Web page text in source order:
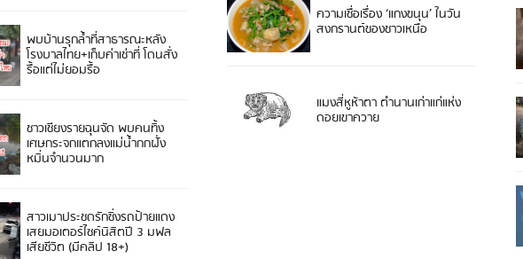
พบบ้านรุกล้ำที่สาธารณะหลัง
โรงบาลไทย+เก็บค่าเช่าที่ โดนสั่ง
รื้อแต่ไม่ยอมรื้อ
ชาวเชียงรายฉุนจัด พบคนทิ้ง
เศษกระจกแตกลงแม่น้ำกกฝั่ง
หมิ่นจำนวนมาก
สาวเมาประชดรักซิ่งรถป้ายแดง
เสยมอเตอร์ไซค์นิสิตปี 3 มฟล
เสียชีวิต (มีคลิป 18+)
ความเชื่อเรื่อง ‘แกงขนุน’ ในวัน
สงกรานต์ของชาวเหนือ
แมงสี่หูห้าตา ตำนานเก่าแก่แห่ง
ดอยเขาควาย